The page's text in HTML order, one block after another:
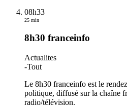
08h33
25 min
8h30 franceinfo
Actualites
-Tout
Le 8h30 franceinfo est le
politique, diffusé sur la chaîne
radio/télévision.